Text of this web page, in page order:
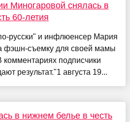
Миногаровой снялась в
60-летия
русски" и инфлюенсер Мария
фэшн-съемку для своей мамы
комментариях подписчики
результат."1 августа 19...
в нижнем белье в честь